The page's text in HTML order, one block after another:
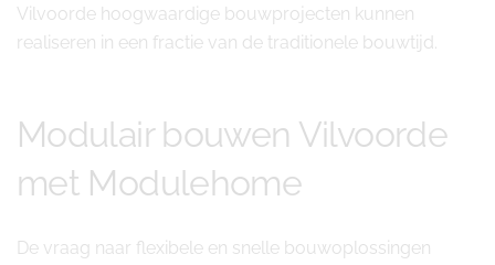
Vilvoorde hoogwaardige bouwprojecten kunnen
realiseren in een fractie van de traditionele bouwtijd.
Modulair bouwen Vilvoorde
met Modulehome
De vraag naar flexibele en snelle bouwoplossingen